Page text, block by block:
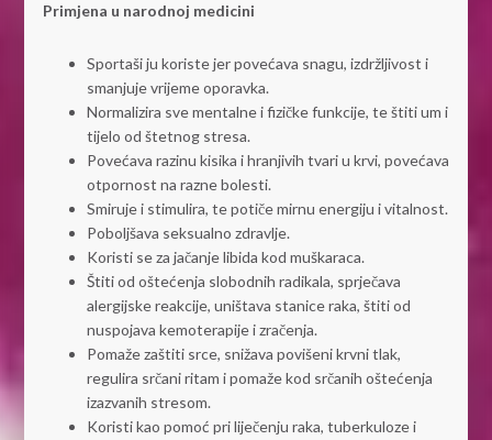
Primjena u narodnoj medicini
Sportaši ju koriste jer povećava snagu, izdržljivost i
smanjuje vrijeme oporavka.
Normalizira sve mentalne i fizičke funkcije, te štiti um i
tijelo od štetnog stresa.
Povećava razinu kisika i hranjivih tvari u krvi, povećava
otpornost na razne bolesti.
Smiruje i stimulira, te potiče mirnu energiju i vitalnost.
Poboljšava seksualno zdravlje.
Koristi se za jačanje libida kod muškaraca.
Štiti od oštećenja slobodnih radikala, sprječava
alergijske reakcije, uništava stanice raka, štiti od
nuspojava kemoterapije i zračenja.
Pomaže zaštiti srce, snižava povišeni krvni tlak,
regulira srčani ritam i pomaže kod srčanih oštećenja
izazvanih stresom.
Koristi kao pomoć pri liječenju raka, tuberkuloze i